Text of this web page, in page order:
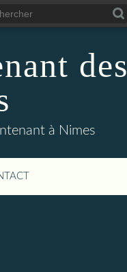
des
à Nimes